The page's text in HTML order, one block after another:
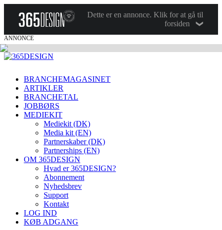
Dette er en annonce. Klik for at gå til
forsiden
ANNONCE
BRANCHEMAGASINET
ARTIKLER
BRANCHETAL
JOBBØRS
MEDIEKIT
Mediekit (DK)
Media kit (EN)
Partnerskaber (DK)
Partnerships (EN)
OM 365DESIGN
Hvad er 365DESIGN?
Abonnement
Nyhedsbrev
Support
Kontakt
LOG IND
KØB ADGANG